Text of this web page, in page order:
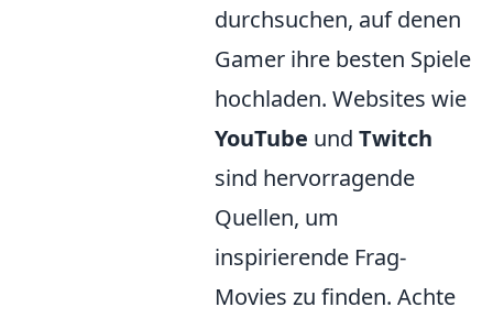
durchsuchen, auf denen
Gamer ihre besten Spiele
hochladen. Websites wie
YouTube und Twitch
sind hervorragende
Quellen, um
inspirierende Frag-
Movies zu finden. Achte